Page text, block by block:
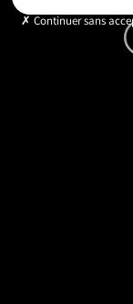
Continuer sans